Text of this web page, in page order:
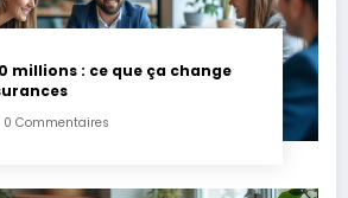
millions : ce que ça change
0 Commentaires